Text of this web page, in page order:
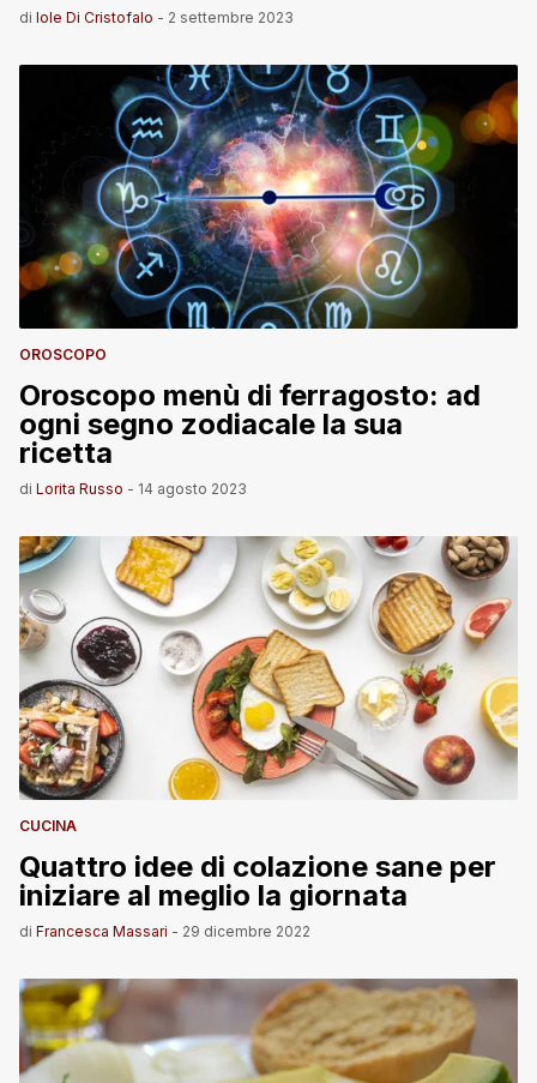
di Iole Di Cristofalo - 2 settembre 2023
OROSCOPO
Oroscopo menù di ferragosto: ad
ogni segno zodiacale la sua
ricetta
di Lorita Russo - 14 agosto 2023
CUCINA
Quattro idee di colazione sane per
iniziare al meglio la giornata
di Francesca Massari - 29 dicembre 2022